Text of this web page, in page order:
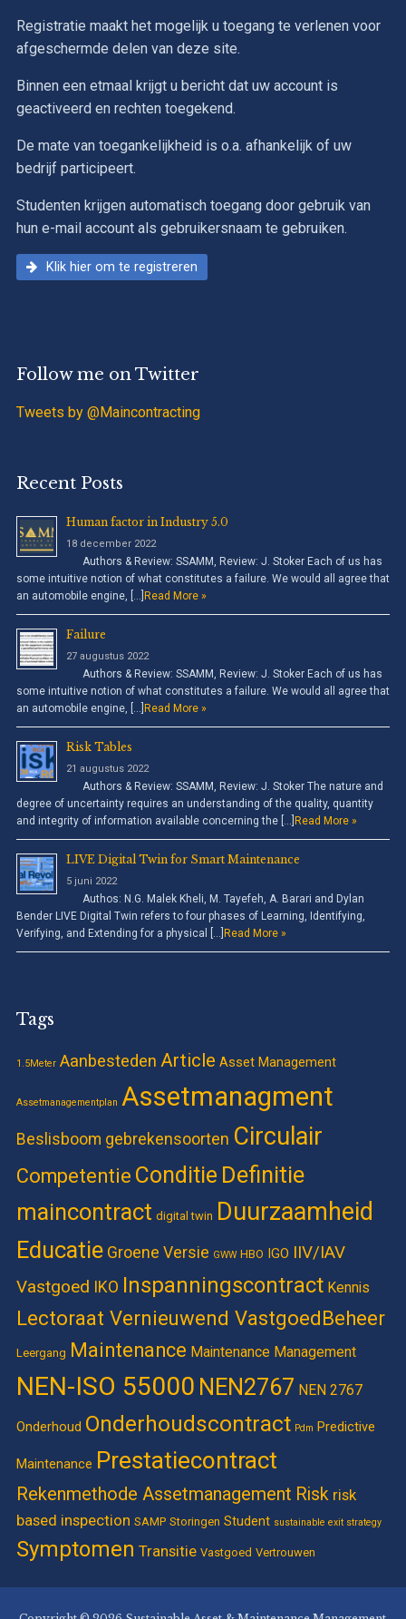
Registratie maakt het mogelijk u toegang te verlenen voor
afgeschermde delen van deze site.
Binnen een etmaal krijgt u bericht dat uw account is
geactiveerd en rechten toegekend.
De mate van toegankelijkheid is o.a. afhankelijk of uw
bedrijf participeert.
Studenten krijgen automatisch toegang door gebruik van
hun e-mail account als gebruikersnaam te gebruiken.
Klik hier om te registreren
Follow me on Twitter
Tweets by @Maincontracting
Recent Posts
Human factor in Industry 5.0
18 december 2022
Authors & Review: SSAMM, Review: J. Stoker Each of us has
some intuitive notion of what constitutes a failure. We would all agree that
an automobile engine, […] Read More »
Failure
27 augustus 2022
Authors & Review: SSAMM, Review: J. Stoker Each of us has
some intuitive notion of what constitutes a failure. We would all agree that
an automobile engine, […] Read More »
Risk Tables
21 augustus 2022
Authors & Review: SSAMM, Review: J. Stoker The nature and
degree of uncertainty requires an understanding of the quality, quantity
and integrity of information available concerning the […] Read More »
LIVE Digital Twin for Smart Maintenance
5 juni 2022
Authos: N.G. Malek Kheli, M. Tayefeh, A. Barari and Dylan
Bender LIVE Digital Twin refers to four phases of Learning, Identifying,
Verifying, and Extending for a physical […] Read More »
Tags
1.5Meter Aanbesteden Article Asset Management
Assetmanagementplan Assetmanagment
Beslisboom gebrekensoorten Circulair
Competentie Conditie Definitie
maincontract digital twin Duurzaamheid
Educatie Groene Versie GWW HBO IGO IIV/IAV
Vastgoed IKO Inspanningscontract Kennis
Lectoraat Vernieuwend VastgoedBeheer
Leergang Maintenance Maintenance Management
NEN-ISO 55000 NEN2767 NEN 2767
Onderhoud Onderhoudscontract Pdm Predictive
Maintenance Prestatiecontract
Rekenmethode Assetmanagement Risk risk
based inspection SAMP Storingen Student sustainable exit strategy
Symptomen Transitie Vastgoed Vertrouwen